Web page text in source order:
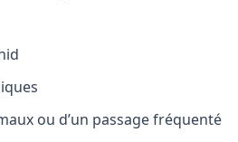
ou d’un passage fréquenté